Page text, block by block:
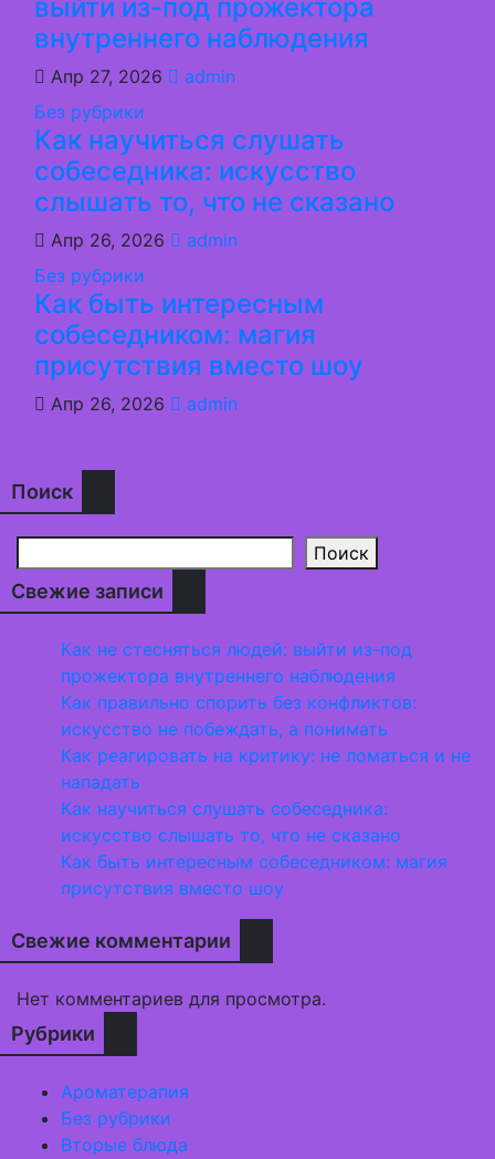
выйти из-под прожектора
внутреннего наблюдения
Апр 27, 2026
admin
Без рубрики
Как научиться слушать
собеседника: искусство
слышать то, что не сказано
Апр 26, 2026
admin
Без рубрики
Как быть интересным
собеседником: магия
присутствия вместо шоу
Апр 26, 2026 admin
Поиск
Поиск
Свежие записи
Как не стесняться людей: выйти из-под
прожектора внутреннего наблюдения
Как правильно спорить без конфликтов:
искусство не побеждать, а понимать
Как реагировать на критику: не ломаться и не
нападать
Как научиться слушать собеседника:
искусство слышать то, что не сказано
Как быть интересным собеседником: магия
присутствия вместо шоу
Свежие комментарии
Нет комментариев для просмотра.
Рубрики
Ароматерапия
Без рубрики
Вторые блюда